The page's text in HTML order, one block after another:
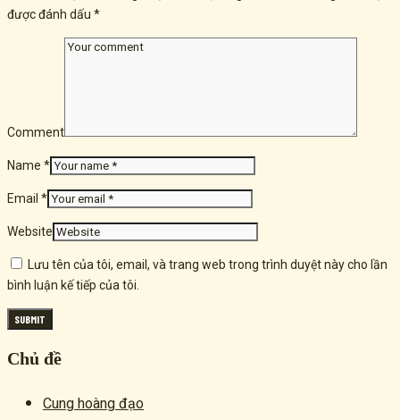
được đánh dấu *
Comment
Name *
Email *
Website
Lưu tên của tôi, email, và trang web trong trình duyệt này cho lần
bình luận kế tiếp của tôi.
Chủ đề
Cung hoàng đạo